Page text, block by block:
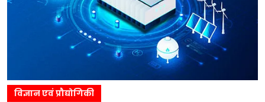
विज्ञान एवं प्रौद्योगिकी